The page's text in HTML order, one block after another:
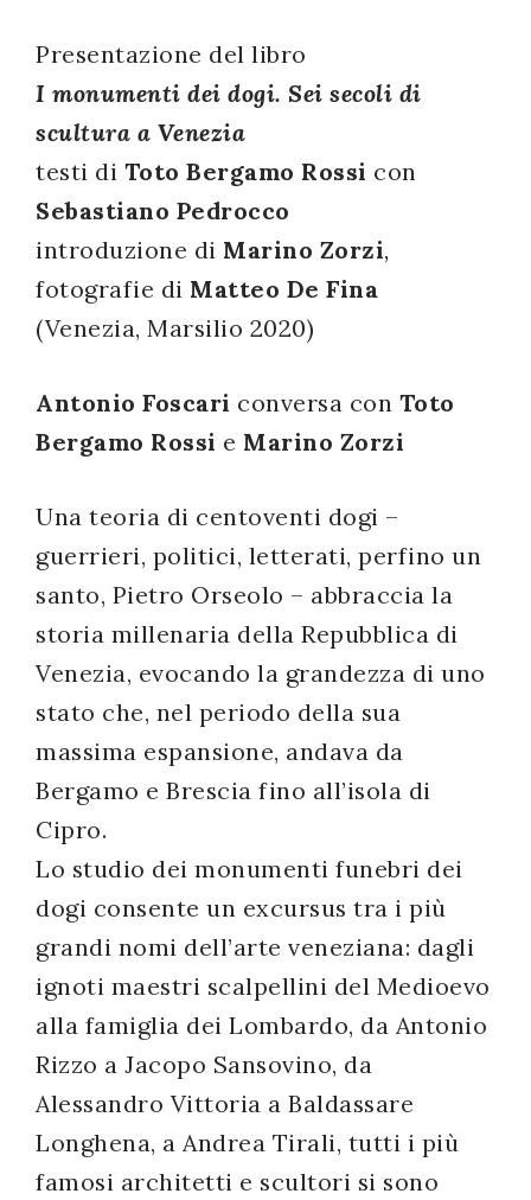
Presentazione del libro
I monumenti dei dogi. Sei secoli di
scultura a Venezia
testi di Toto Bergamo Rossi con
Sebastiano Pedrocco
introduzione di Marino Zorzi,
fotografie di Matteo De Fina
(Venezia, Marsilio 2020)
Antonio Foscari conversa con Toto
Bergamo Rossi e Marino Zorzi
Una teoria di centoventi dogi –
guerrieri, politici, letterati, perfino un
santo, Pietro Orseolo – abbraccia la
storia millenaria della Repubblica di
Venezia, evocando la grandezza di uno
stato che, nel periodo della sua
massima espansione, andava da
Bergamo e Brescia fino all’isola di
Cipro.
Lo studio dei monumenti funebri dei
dogi consente un excursus tra i più
grandi nomi dell’arte veneziana: dagli
ignoti maestri scalpellini del Medioevo
alla famiglia dei Lombardo, da Antonio
Rizzo a Jacopo Sansovino, da
Alessandro Vittoria a Baldassare
Longhena, a Andrea Tirali, tutti i più
famosi architetti e scultori si sono
Registrazione
avvenuta con
successo!